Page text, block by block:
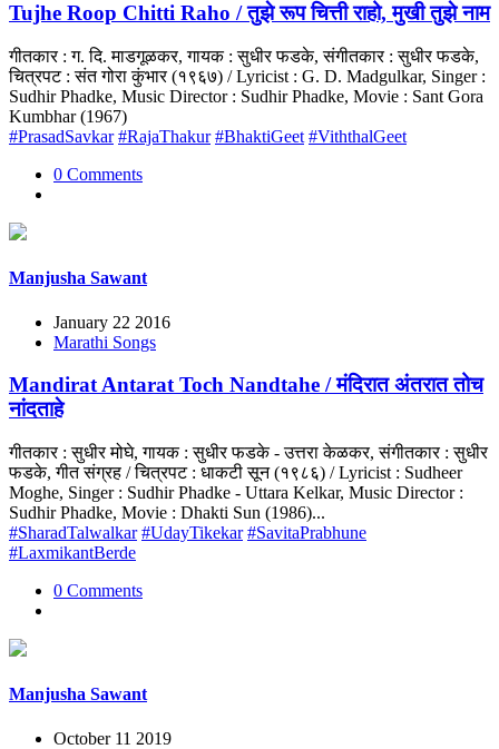
Tujhe Roop Chitti Raho / तुझे रूप चित्ती राहो, मुखी तुझे नाम
गीतकार : ग. दि. माडगूळकर, गायक : सुधीर फडके, संगीतकार : सुधीर फडके,
चित्रपट : संत गोरा कुंभार (१९६७) / Lyricist : G. D. Madgulkar, Singer :
Sudhir Phadke, Music Director : Sudhir Phadke, Movie : Sant Gora
Kumbhar (1967)
#PrasadSavkar #RajaThakur #BhaktiGeet #ViththalGeet
0 Comments
Manjusha Sawant
January 22 2016
Marathi Songs
Mandirat Antarat Toch Nandtahe / मंदिरात अंतरात तोच
नांदताहे
गीतकार : सुधीर मोघे, गायक : सुधीर फडके - उत्तरा केळकर, संगीतकार : सुधीर
फडके, गीत संग्रह / चित्रपट : धाकटी सून (१९८६) / Lyricist : Sudheer
Moghe, Singer : Sudhir Phadke - Uttara Kelkar, Music Director :
Sudhir Phadke, Movie : Dhakti Sun (1986)...
#SharadTalwalkar #UdayTikekar #SavitaPrabhune
#LaxmikantBerde
0 Comments
Manjusha Sawant
October 11 2019